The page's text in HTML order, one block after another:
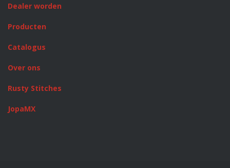
Dealer worden
Producten
Catalogus
Over ons
Rusty Stitches
JopaMX